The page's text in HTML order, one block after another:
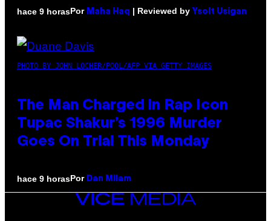
hace 9 horasPor Maha Haq | Reviewed by Ysolt Usigan
PHOTO BY JOHN LOCHER/POOL/AFP VIA GETTY IMAGES
The Man Charged in Rap Icon
Tupac Shakur’s 1996 Murder
Goes On Trial This Monday
hace 9 horasPor Dan Milam
VICE